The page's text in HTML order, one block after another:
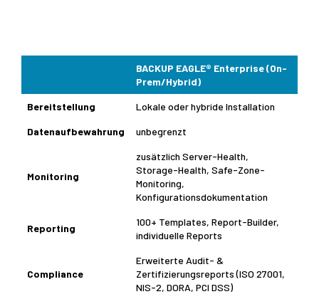
BACKUP EAGLE® Enterprise (On-
Prem/Hybrid)
Bereitstellung Lokale oder hybride Installation
Datenaufbewahrung unbegrenzt
Monitoring
zusätzlich Server-Health,
Storage-Health, Safe-Zone-
Monitoring,
Konfigurationsdokumentation
Reporting
100+ Templates, Report-Builder,
individuelle Reports
Compliance
Erweiterte Audit- &
Zertifizierungsreports (ISO 27001,
NIS-2, DORA, PCI DSS)